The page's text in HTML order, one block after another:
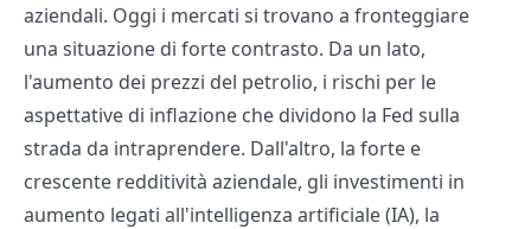
aziendali. Oggi i mercati si trovano a fronteggiare
una situazione di forte contrasto. Da un lato,
l'aumento dei prezzi del petrolio, i rischi per le
aspettative di inflazione che dividono la Fed sulla
strada da intraprendere. Dall'altro, la forte e
crescente redditività aziendale, gli investimenti in
aumento legati all'intelligenza artificiale (IA), la